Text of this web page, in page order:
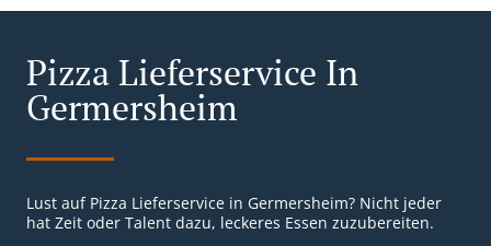
Pizza Lieferservice In
Germersheim
Lust auf Pizza Lieferservice in Germersheim? Nicht jeder
hat Zeit oder Talent dazu, leckeres Essen zuzubereiten.